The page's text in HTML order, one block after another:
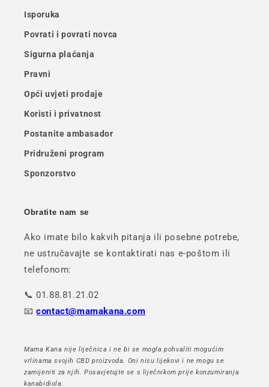
Isporuka
Povrati i povrati novca
Sigurna plaćanja
Pravni
Opći uvjeti prodaje
Koristi i privatnost
Postanite ambasador
Pridruženi program
Sponzorstvo
Obratite nam se
Ako imate bilo kakvih pitanja ili posebne potrebe,
ne ustručavajte se kontaktirati nas e-poštom ili
telefonom:
📞 01.88.81.21.02
📧contact@mamakana.com
Mama Kana nije liječnica i ne bi se mogla pohvaliti mogućim
vrlinama svojih CBD proizvoda. Oni nisu lijekovi i ne mogu se
zamijeniti za njih. Posavjetujte se s liječnikom prije konzumiranja
kanabidiola.